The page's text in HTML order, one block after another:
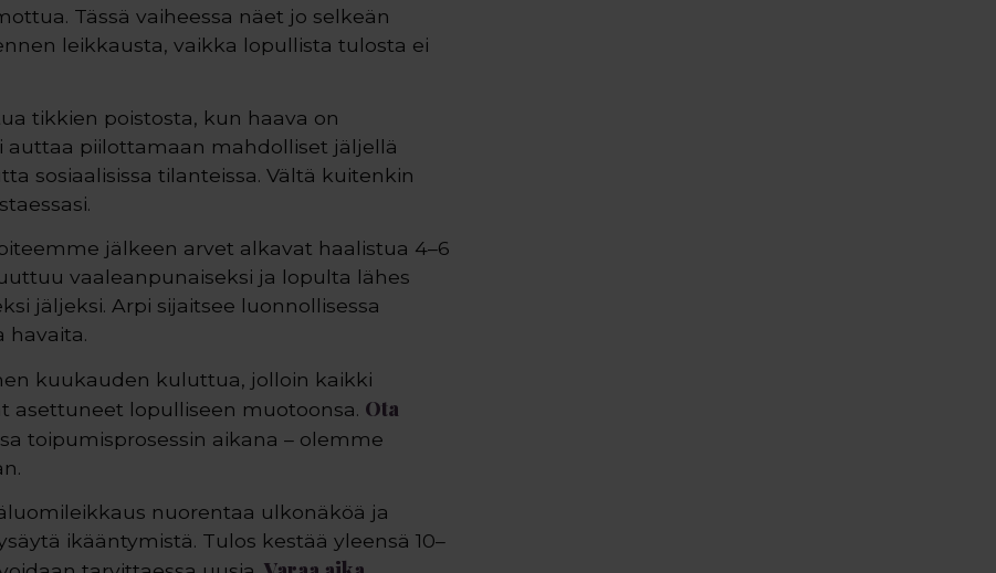
Tässä vaiheessa näet jo selkeän
leikkausta, vaikka lopullista tulosta ei
tikkien poistosta, kun haava on
piilottamaan mahdolliset jäljellä
sosiaalisissa tilanteissa. Vältä kuitenkin
jälkeen arvet alkavat haalistua 4–6
vaaleanpunaiseksi ja lopulta lähes
jäljeksi. Arpi sijaitsee luonnollisessa
havaita.
kuukauden kuluttua, jolloin kaikki
asettuneet lopulliseen muotoonsa. Ota
toipumisprosessin aikana – olemme
nuorentaa ulkonäköä ja
ikääntymistä. Tulos kestää yleensä 10–